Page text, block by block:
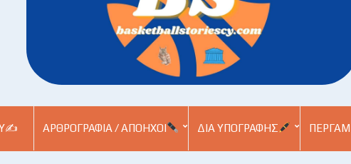
ΑΡΘΡΟΓΡΑΦΊΑ / ΑΠΌΗΧΟΙ ΔΙΑ ΥΠΟΓΡΑΦΉΣ